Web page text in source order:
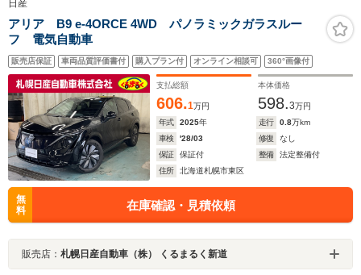
日産
アリア B9 e-4ORCE 4WD パノラミックガラスルー
フ 電気自動車
販売店保証 車両品質評価書付 購入プラン付 オンライン相談可 360°画像付
支払総額
606.1万円
本体価格
598.3万円
年式
2025年 走行 0.8万km
車検
'28/03 修復
なし
保証
保証付 整備
法定整備付
住所
北海道札幌市東区
無
料
在庫確認・見積依頼
販売店： 札幌日産自動車（株） くるまるく新道